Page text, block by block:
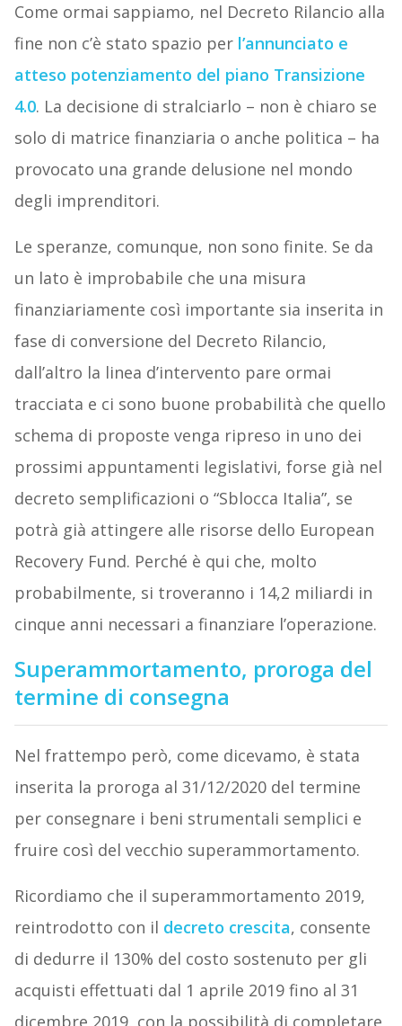
Come ormai sappiamo, nel Decreto Rilancio alla
fine non c’è stato spazio per l’annunciato e
atteso potenziamento del piano Transizione
4.0. La decisione di stralciarlo – non è chiaro se
solo di matrice finanziaria o anche politica – ha
provocato una grande delusione nel mondo
degli imprenditori.
Le speranze, comunque, non sono finite. Se da
un lato è improbabile che una misura
finanziariamente così importante sia inserita in
fase di conversione del Decreto Rilancio,
dall’altro la linea d’intervento pare ormai
tracciata e ci sono buone probabilità che quello
schema di proposte venga ripreso in uno dei
prossimi appuntamenti legislativi, forse già nel
decreto semplificazioni o “Sblocca Italia”, se
potrà già attingere alle risorse dello European
Recovery Fund. Perché è qui che, molto
probabilmente, si troveranno i 14,2 miliardi in
cinque anni necessari a finanziare l’operazione.
Superammortamento, proroga del
termine di consegna
Nel frattempo però, come dicevamo, è stata
inserita la proroga al 31/12/2020 del termine
per consegnare i beni strumentali semplici e
fruire così del vecchio superammortamento.
Ricordiamo che il superammortamento 2019,
reintrodotto con il decreto crescita, consente
di dedurre il 130% del costo sostenuto per gli
acquisti effettuati dal 1 aprile 2019 fino al 31